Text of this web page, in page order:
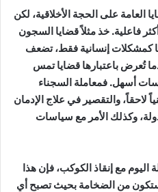
العامة على الحجة الأخلاقية، لكن
فاعلية. خذ مثلاً قضايا السجون
كمشكلات إنسانية فقط، تضعف
تُعرض باعتبارها قضايا تمس
أسهل. فمعاملة السجناء
لاحقاً، والتقصير في علاج الإدمان
وكذلك الأمر مع سياسات
مع إنقاذ الكوكب، فإن هذا
ستكون من الضخامة بحيث تصبح أي